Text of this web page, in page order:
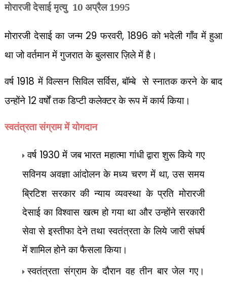
मोरारजी देसाईमृत्यु 10 अप्रैल 1995
मोरारजी देसाई का जन्म 29 फरवरी, 1896 को भदेली गाँव में हुआ
था जो वर्तमान में गुजरात के बुलसार ज़िले में है।
वर्ष 1918 में विल्सन सिविल सर्विस,बॉम्बे से स्नातक करने के बाद
उन्होंने 12 वर्षों तक डिप्टी कलेक्टर के रूप में कार्य किया।
स्वतंत्रता संग्राम में योगदान
वर्ष 1930 में जब भारत महात्मा गांधी द्वारा शुरू किये गए
सविनय अवज्ञा आंदोलन के मध्य चरण में था,उस समय
ब्रिटिश सरकार की न्याय व्यवस्था के प्रति मोरारजी
देसाई का विश्वास खत्म हो गया था और उन्होंने सरकारी
सेवा से इस्तीफा देने तथा स्वतंत्रता के लिये जारी संघर्ष
में शामिल होने का फैसला किया।
स्वतंत्रता संग्राम के दौरान वह तीन बार जेल गए।